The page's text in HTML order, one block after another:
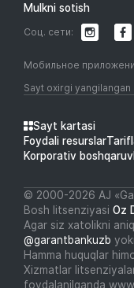
Mulkni sotish
Sayt oxirgi yangilangan
Мобильное
Соц. сети:
Sayt kartasi
Foydali resurslar
Korporativ boshqaruv
© 2000-2026 АJ
Bosh litsenziyasi Oz
Agar siz xatolikni
@garantbankuzb
Hamma huquqlar
Xizmatlar
foydalanilganda